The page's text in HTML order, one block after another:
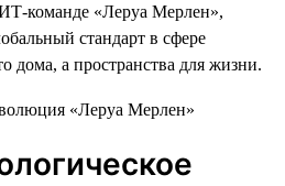
команде «Леруа Мерлен»,
стандарт в сфере
дома, а пространства для жизни.